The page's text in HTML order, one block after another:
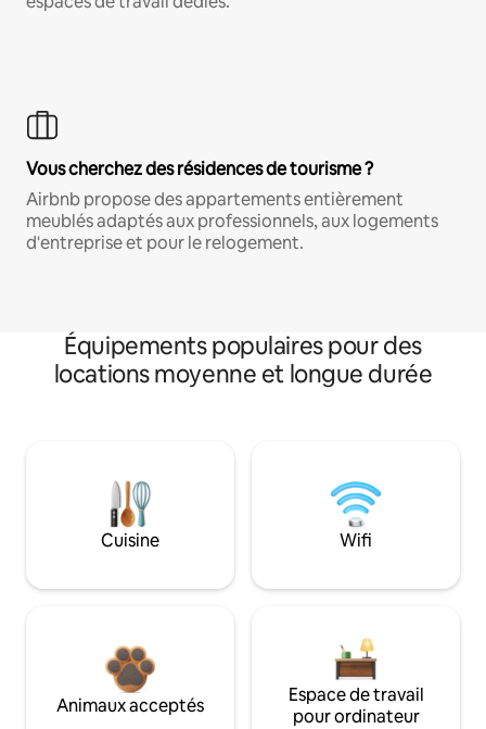
Vous cherchez des résidences de tourisme ?
Airbnb propose des appartements entièrement
meublés adaptés aux professionnels, aux logements
d'entreprise et pour le relogement.
Équipements populaires pour des
locations moyenne et longue durée
Cuisine Wifi
Animaux acceptés
Espace de travail
pour ordinateur